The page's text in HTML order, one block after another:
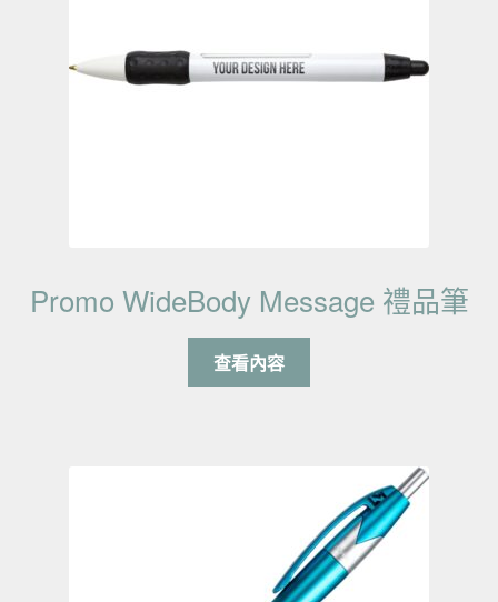
Promo WideBody Message 禮品筆
查看內容